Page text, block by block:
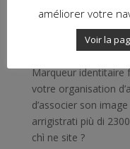
Megliu ch’un situ
Marqueur identitaire
votre organisation
d’associer son
arrigistrati più di
chì ne site ?
améliorer votre
Voir la